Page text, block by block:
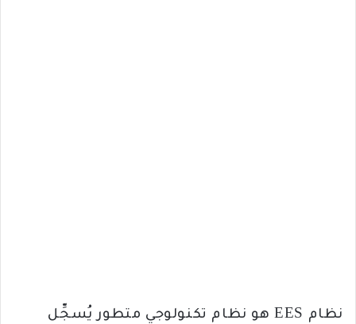
نظام EES هو نظام تكنولوجي متطور يُسجِّل